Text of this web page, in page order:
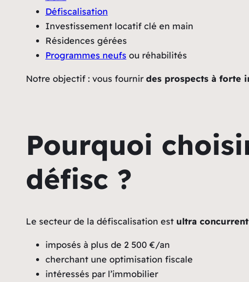
Défiscalisation
Investissement locatif clé en main
Résidences gérées
Programmes neufs ou réhabilités
Notre objectif : vous fournir des prospects à forte
Pourquoi
défisc ?
Le secteur de la défiscalisation est ultra
imposés à plus de 2 500 €/an
cherchant une optimisation fiscale
intéressés par l’immobilier